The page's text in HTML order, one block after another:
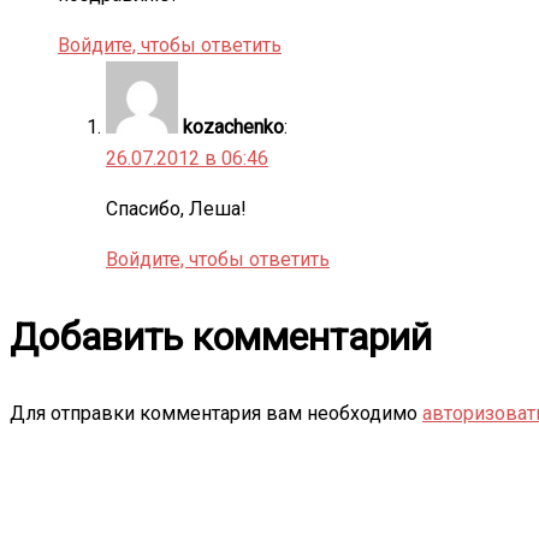
Войдите, чтобы ответить
kozachenko:
26.07.2012 в 06:46
Спасибо, Леша!
Войдите, чтобы ответить
Добавить комментарий
Для отправки комментария вам необходимо